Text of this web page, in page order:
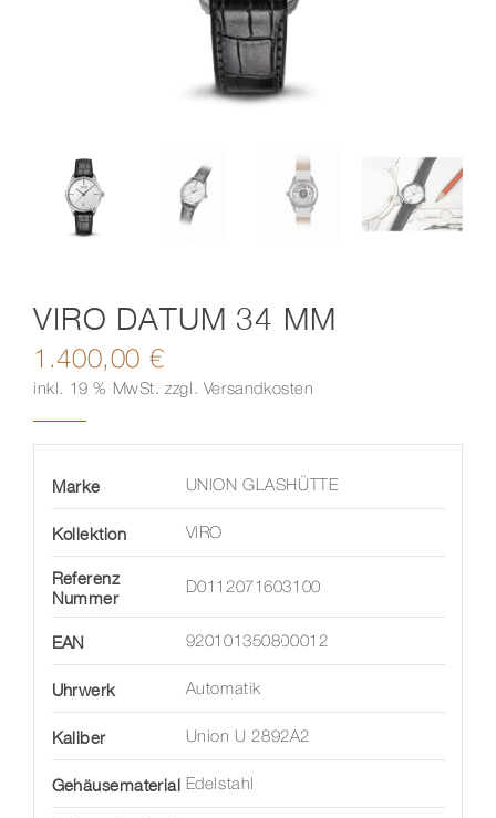
VIRO DATUM 34 MM
1.400,00 €
inkl. 19 % MwSt. zzgl. Versandkosten
Marke UNION GLASHÜTTE
Kollektion VIRO
Referenz
Nummer
D0112071603100
EAN 920101350800012
Uhrwerk Automatik
Kaliber Union U 2892A2
Gehäusematerial Edelstahl